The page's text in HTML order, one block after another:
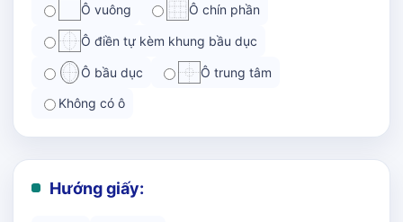
Ô vuông Ô chín phần
Ô điền tự kèm khung bầu dục
Ô bầu dục Ô trung tâm
Không có ô
Hướng giấy: